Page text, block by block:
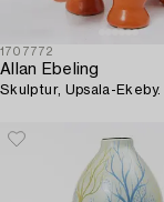
1707772
Allan Ebeling
Skulptur, Upsala-Ekeby.